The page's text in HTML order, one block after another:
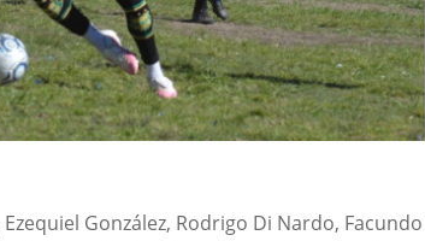
González, Rodrigo Di Nardo, Facundo